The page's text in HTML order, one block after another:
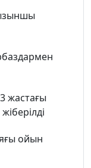
жастағы
ойын